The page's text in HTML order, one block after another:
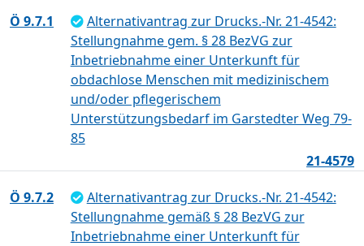
Ö 9.7.1
Alternativantrag zur Drucks.-Nr. 21-4542:
Stellungnahme gem. § 28 BezVG zur
Inbetriebnahme einer Unterkunft für
obdachlose Menschen mit medizinischem
und/oder pflegerischem
Unterstützungsbedarf im Garstedter Weg 79-
85
21-4579
Ö 9.7.2
Alternativantrag zur Drucks.-Nr. 21-4542:
Stellungnahme gemäß § 28 BezVG zur
Inbetriebnahme einer Unterkunft für